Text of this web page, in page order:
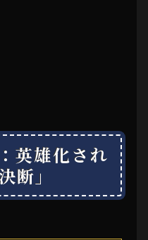
英雄化され
断」